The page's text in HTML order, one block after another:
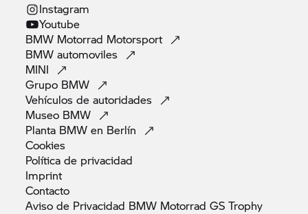
Instagram
Youtube
BMW Motorrad Motorsport
BMWautomoviles
MINI
Grupo BMW
Vehículos deautoridades
Museo BMW
Planta BMW en Berlín
Cookies
Política de privacidad
Imprint
Contacto
Aviso de Privacidad BMW Motorrad GSTrophy